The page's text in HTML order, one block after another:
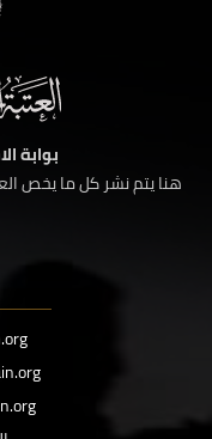
بوابة
هنا يتم نشر كل ما يخص